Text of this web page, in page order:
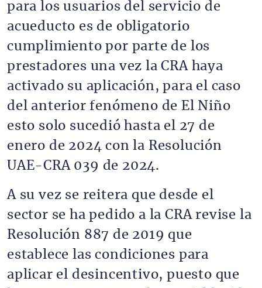
para los usuarios del servicio de
acueducto es de obligatorio
cumplimiento por parte de los
prestadores una vez la CRA haya
activado su aplicación, para el caso
del anterior fenómeno de El Niño
esto solo sucedió hasta el 27 de
enero de 2024 con la Resolución
UAE-CRA 039 de 2024.
A su vez se reitera que desde el
sector se ha pedido a la CRA revise la
Resolución 887 de 2019 que
establece las condiciones para
aplicar el desincentivo, puesto que